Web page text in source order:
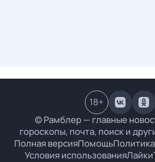
© Рамблер — главные
гороскопы, почта, поиск и
Полная версияПомощь
Условия использованияЛайки
18+